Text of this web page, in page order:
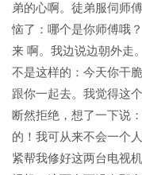
弟的心啊。徒弟服伺师
恼了：哪个是你师傅哦
来 啊。我边说边朝外走
不是这样的：今天你干
跟你一起去。我觉得这
断然拒绝，想了一下说
的！我可从来不会一个
紧帮我修好这两台电视